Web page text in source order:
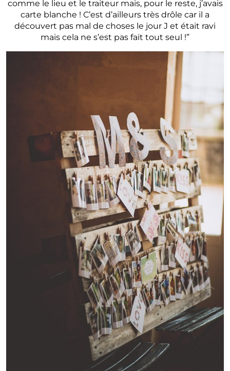
comme le lieu et le traiteur mais, pour le reste, j’avais
carte blanche ! C’est d’ailleurs très drôle car il a
découvert pas mal de choses le jour J et était ravi
mais cela ne s’est pas fait tout seul !”